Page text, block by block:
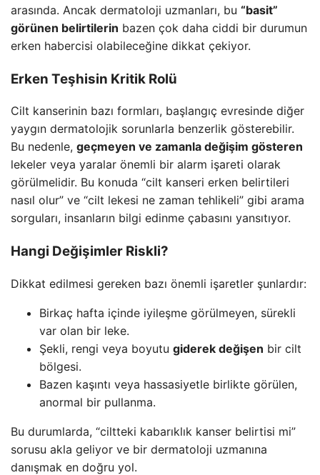
arasında. Ancak dermatoloji uzmanları, bu “basit”
görünen belirtilerin bazen çok daha ciddi bir durumun
erken habercisi olabileceğine dikkat çekiyor.
Erken Teşhisin Kritik Rolü
Cilt kanserinin bazı formları, başlangıç evresinde diğer
yaygın dermatolojik sorunlarla benzerlik gösterebilir.
Bu nedenle, geçmeyen ve zamanla değişim gösteren
lekeler veya yaralar önemli bir alarm işareti olarak
görülmelidir. Bu konuda “cilt kanseri erken belirtileri
nasıl olur” ve “cilt lekesi ne zaman tehlikeli” gibi arama
sorguları, insanların bilgi edinme çabasını yansıtıyor.
Hangi Değişimler Riskli?
Dikkat edilmesi gereken bazı önemli işaretler şunlardır:
Birkaç hafta içinde iyileşme görülmeyen, sürekli
var olan bir leke.
Şekli, rengi veya boyutu giderek değişen bir cilt
bölgesi.
Bazen kaşıntı veya hassasiyetle birlikte görülen,
anormal bir pullanma.
Bu durumlarda, “ciltteki kabarıklık kanser belirtisi mi”
sorusu akla geliyor ve bir dermatoloji uzmanına
danışmak en doğru yol.